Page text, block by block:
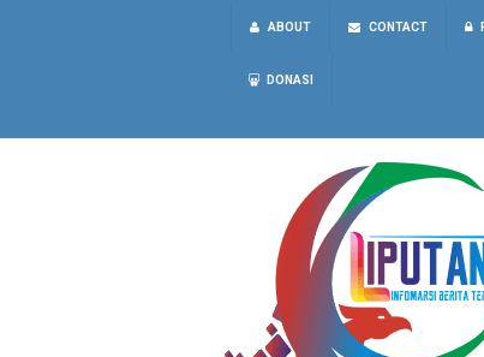
ABOUT CONTACT
DONASI